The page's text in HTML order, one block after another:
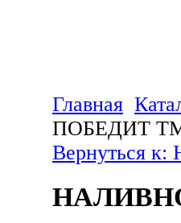
Главная
ПОБЕДИТ
Вернуться к: